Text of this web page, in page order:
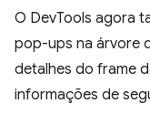
O DevTools agora
pop-ups na árvore
detalhes do frame
informações de